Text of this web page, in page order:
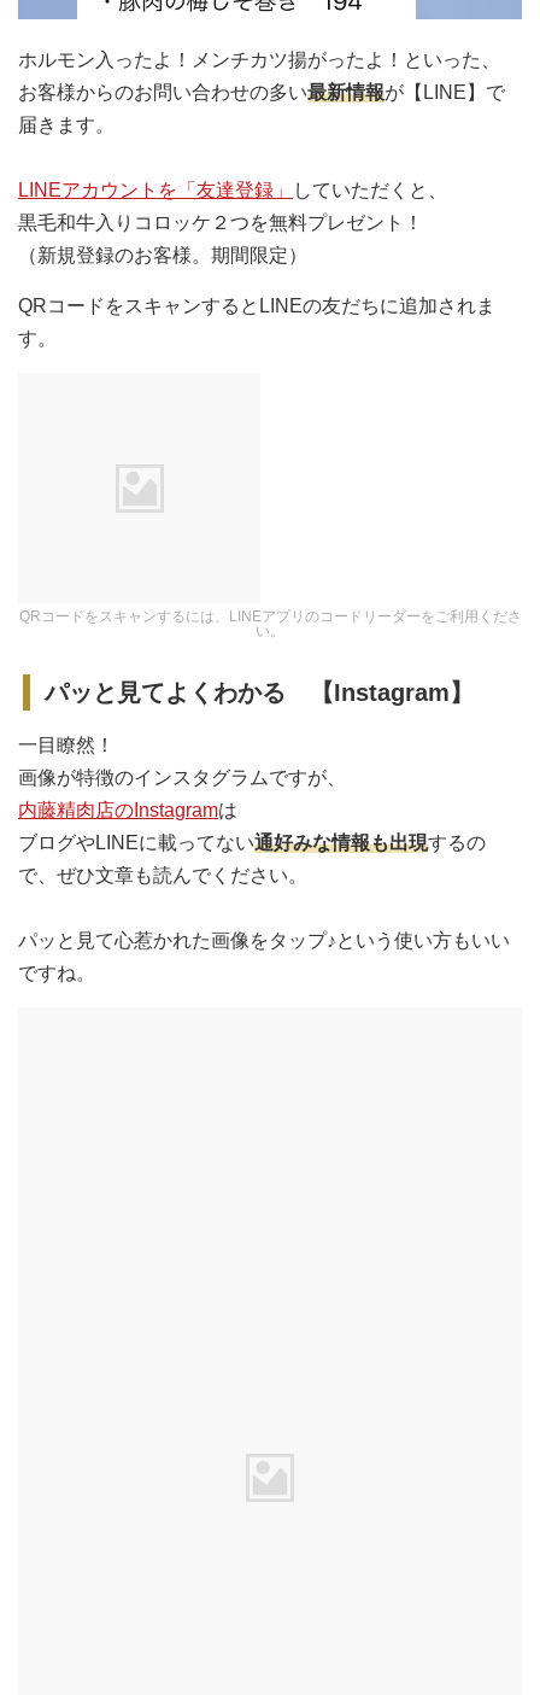
ホルモン入ったよ！メンチカツ揚がったよ！といった、
お客様からのお問い合わせの多い最新情報が【LINE】で
届きます。
LINEアカウントを「友達登録」
していただくと、
黒毛和牛入りコロッケ２つを無料プレゼント！
（新規登録のお客様。期間限定）
QRコードをスキャンするとLINEの友だちに追加されま
す。
QRコードをスキャンするには、LINEアプリのコードリーダーをご利用くださ
い。
パッと見てよくわかる 【Instagram】
一目瞭然！
画像が特徴のインスタグラムですが、
内藤精肉店のInstagramは
ブログやLINEに載ってない通好みな情報も出現するの
で、ぜひ文章も読んでください。
パッと見て心惹かれた画像をタップ♪という使い方もいい
ですね。